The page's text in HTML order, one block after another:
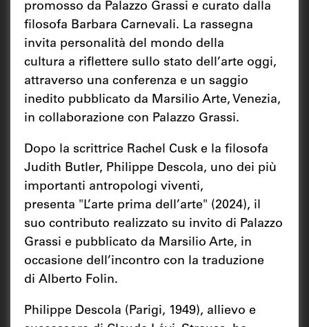
promosso da Palazzo Grassi e curato dalla
ﬁlosofa Barbara Carnevali. La rassegna
invita personalità del mondo della
cultura a riﬂettere sullo stato dell’arte oggi,
attraverso una conferenza e un saggio
inedito pubblicato da Marsilio Arte, Venezia,
in collaborazione con Palazzo Grassi.
Dopo la scrittrice Rachel Cusk e la ﬁlosofa
Judith Butler, Philippe Descola, uno dei più
importanti antropologi viventi,
presenta "L’arte prima dell’arte" (2024), il
suo contributo realizzato su invito di Palazzo
Grassi e pubblicato da Marsilio Arte, in
occasione dell’incontro con la traduzione
di Alberto Folin.
Philippe Descola (Parigi, 1949), allievo e